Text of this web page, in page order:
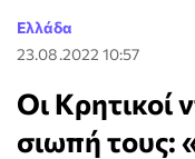
Ελλάδα
23.08.2022 10:57
Οι Κρητικοί
σιωπή τους: